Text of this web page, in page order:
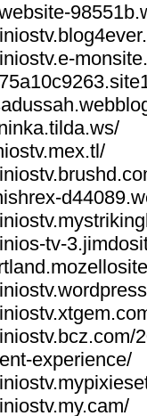
tv-
experience/